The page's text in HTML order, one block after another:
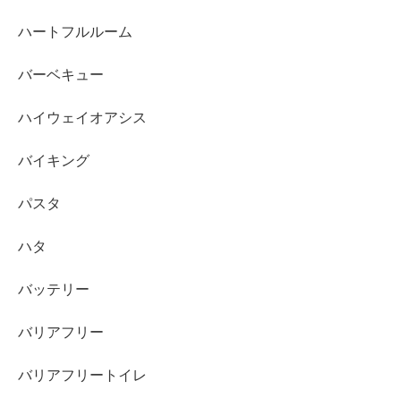
ハートフルルーム
バーベキュー
ハイウェイオアシス
バイキング
パスタ
ハタ
バッテリー
バリアフリー
バリアフリートイレ